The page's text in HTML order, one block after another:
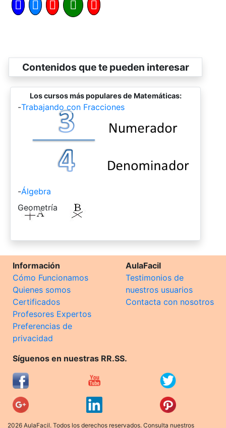
Contenidos que te pueden interesar
Los cursos más populares de Matemáticas:
-Trabajando con Fracciones
-Álgebra
-
Geometría
Información
Cómo Funcionamos
Quienes somos
Certificados
Profesores Expertos
Preferencias de
privacidad
AulaFacil
Testimonios de
nuestros usuarios
Contacta con nosotros
Síguenos en nuestras RR.SS.
2026 AulaFacil. Todos los derechos reservados. Consulta nuestros